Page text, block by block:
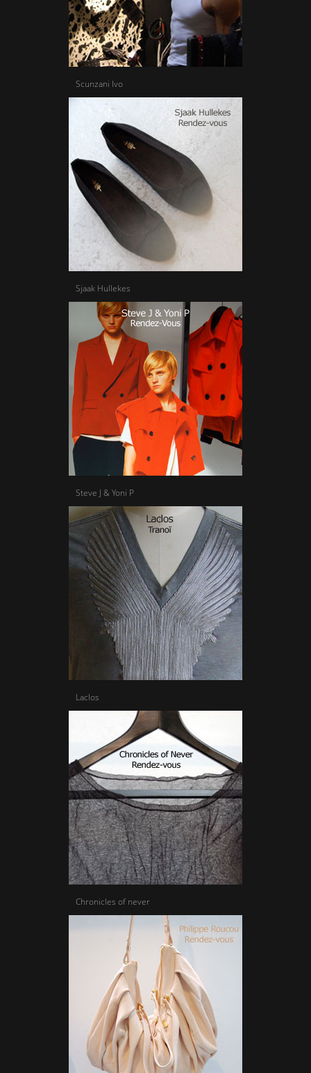
Scunzani Ivo
Sjaak Hullekes
Steve J & Yoni P
Laclos
Chronicles of never